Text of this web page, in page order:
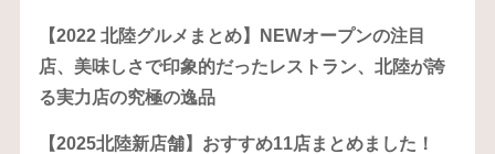
【2022 北陸グルメまとめ】NEWオープンの注目
店、美味しさで印象的だったレストラン、北陸が誇
る実力店の究極の逸品
【2025北陸新店舗】おすすめ11店まとめました！